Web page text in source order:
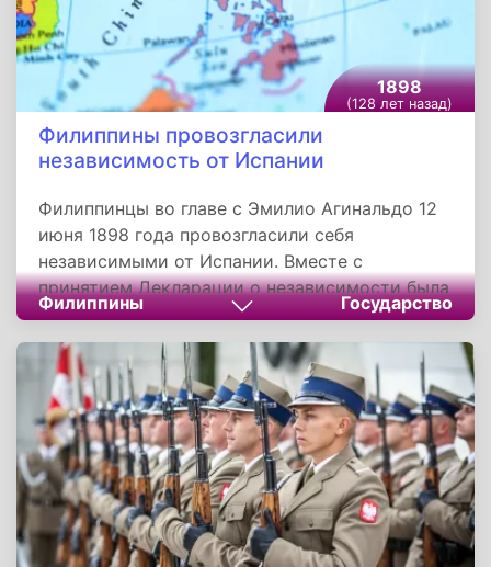
1898
(128 лет назад)
Филиппины провозгласили
независимость от Испании
Филиппинцы во главе с Эмилио Агинальдо 12
июня 1898 года провозгласили себя
независимыми от Испании. Вместе с
принятием Декларации о независимости была
провозглашена Первая Филиппинская
республика. Испания и Соединенные Штаты не
признали независимость Филиппин. Это
привело к Филиппино-американской войне,
которую выиграли Соединенные Штаты. США
оккупировали Филиппины, Первая республика
была распущена.
Филиппины Государство